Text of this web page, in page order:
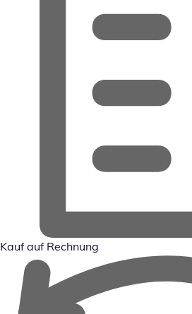
Kauf auf Rechnung